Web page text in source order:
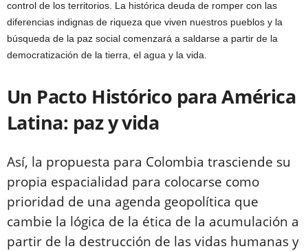
control de los territorios. La histórica deuda de romper con las
diferencias indignas de riqueza que viven nuestros pueblos y la
búsqueda de la paz social comenzará a saldarse a partir de la
democratización de la tierra, el agua y la vida.
Un Pacto Histórico para América
Latina: paz y vida
Así, la propuesta para Colombia trasciende su
propia espacialidad para colocarse como
prioridad de una agenda geopolítica que
cambie la lógica de la ética de la acumulación a
partir de la destrucción de las vidas humanas y